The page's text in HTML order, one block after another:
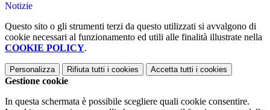
Notizie
Questo sito o gli strumenti terzi da questo utilizzati si avvalgono di
cookie necessari al funzionamento ed utili alle finalità illustrate nella
COOKIE POLICY.
Personalizza Rifiuta tutti i cookies Accetta tutti i cookies
Gestione cookie
In questa schermata è possibile scegliere quali cookie consentire.